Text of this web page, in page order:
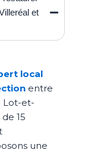
et
local
entre
Lot-et-
15
une